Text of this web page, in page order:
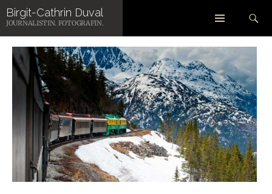
Zum
Inhalt
springen
Suchen
SCHLAGWORT-ARCHIV: SKAGWAY
Birgit-Cathrin Duval
JOURNALISTIN. FOTOGRAFIN.